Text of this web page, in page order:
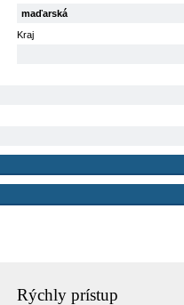
maďarská
Kraj
Rýchly prístup